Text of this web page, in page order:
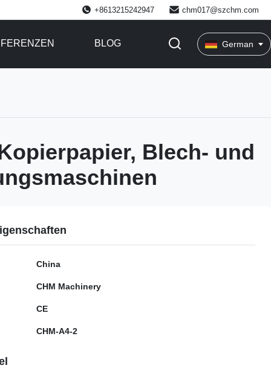
+8613215242947 chm017@szchm.com
BLOG German
Blech- und
China
CHM Machinery
CE
CHM-A4-2